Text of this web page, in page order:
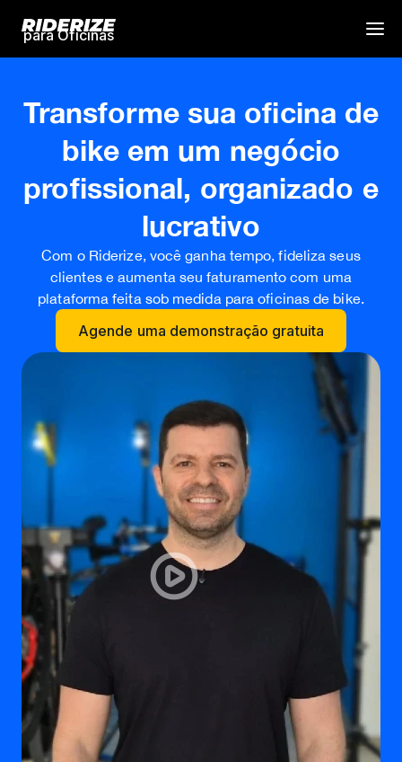
para Oficinas
Transforme sua oficina de
bike em um negócio
profissional, organizado e
lucrativo
Com o Riderize, você ganha tempo, fideliza seus
clientes e aumenta seu faturamento com uma
plataforma feita sob medida para oficinas de bike.
Agende uma demonstração gratuita